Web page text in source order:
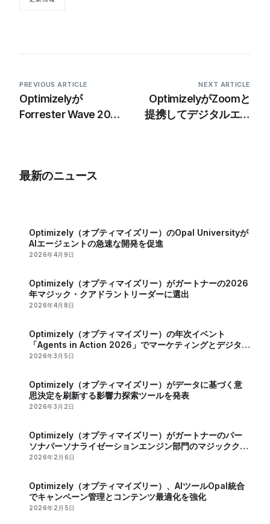
PREVIOUS ARTICLE
Optimizelyが
Forrester Wave 2023
NEXT ARTICLE
OptimizelyがZoomと
提携してデジタルエク
最新のニュース
Optimizely（オプティマイズリー）のOpal Universityが
AIエージェントの急速な開発を促進
2026年4月9日
Optimizely（オプティマイズリー）がガートナーの2026
年マジック・クアドラントリーダーに選出
2026年4月8日
Optimizely（オプティマイズリー）の年次イベント
「Agents in Action 2026」でマーケティングとデジタル
戦略におけるAIの役割が明らかに
2026年3月5日
Optimizely（オプティマイズリー）がデータに基づく意
思決定を刷新する影響力探索ツールを発表
2026年3月2日
Optimizely（オプティマイズリー）がガートナーのパー
ソナパーソナライゼーションエンジン部門のマジッククア
ドラントで2年連続のリーダーに認定
2026年2月6日
Optimizely（オプティマイズリー）、AIツールOpal統合
でキャンペーン管理とコンテンツ最適化を強化
2026年2月5日